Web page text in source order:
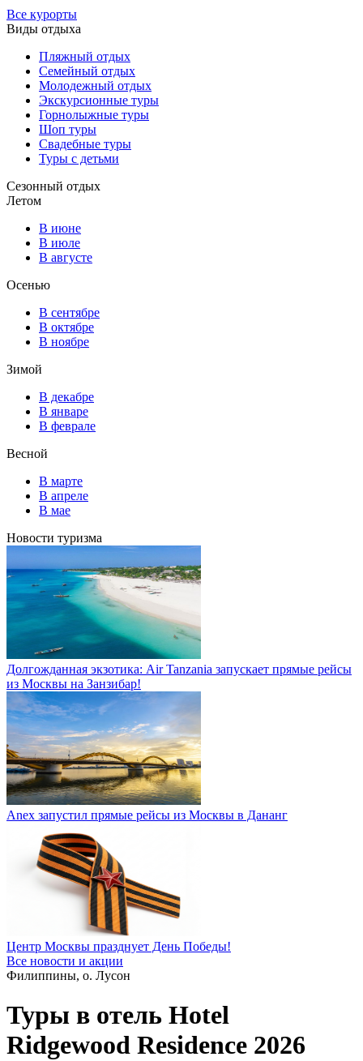
Все курорты
Виды отдыха
Пляжный отдых
Семейный отдых
Молодежный отдых
Экскурсионные туры
Горнолыжные туры
Шоп туры
Свадебные туры
Туры с детьми
Сезонный отдых
Летом
В июне
В июле
В августе
Осенью
В сентябре
В октябре
В ноябре
Зимой
В декабре
В январе
В феврале
Весной
В марте
В апреле
В мае
Новости туризма
Долгожданная экзотика: Air Tanzania запускает прямые рейсы
из Москвы на Занзибар!
Anex запустил прямые рейсы из Москвы в Дананг
Центр Москвы празднует День Победы!
Все новости и акции
Филиппины, о. Лусон
Туры в отель Hotel
Ridgewood Residence 2026